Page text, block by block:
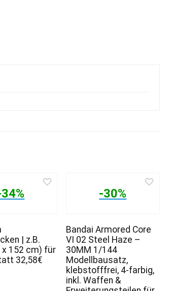
| z.B.
x 152 cm) für
32,58€
-30%
Bandai Armored Core
VI 02 Steel Haze –
30MM 1/144
Modellbausatz,
klebstofffrei, 4-farbig,
inkl. Waffen &